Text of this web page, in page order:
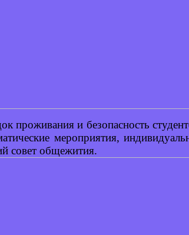
проживания и безопасность
мероприятия,
совет общежития.